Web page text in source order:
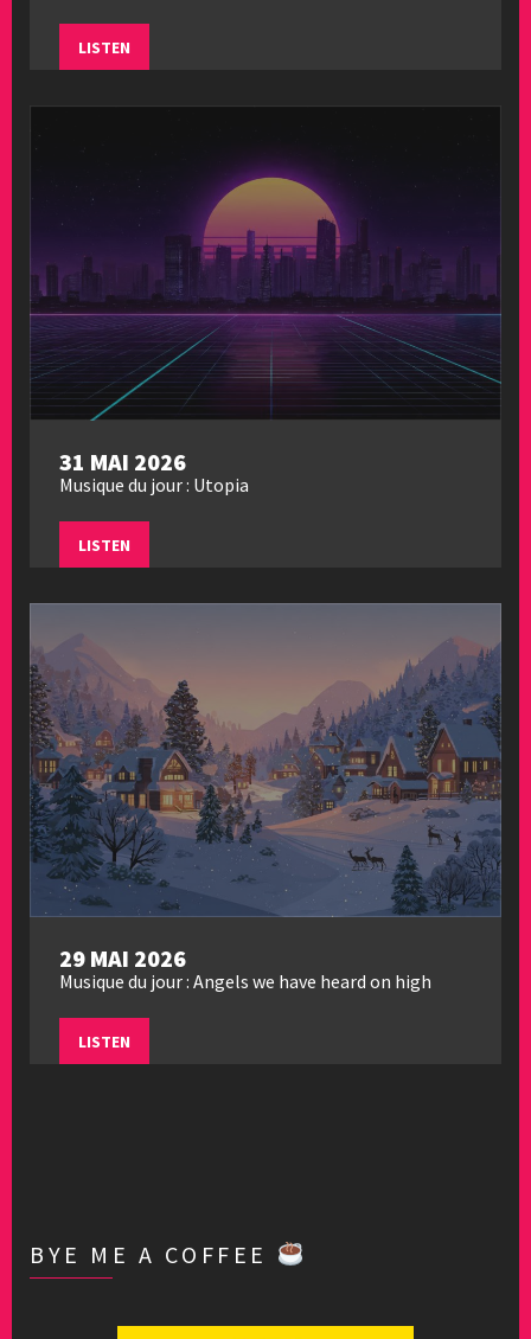
LISTEN
31 MAI 2026
Musique du jour : Utopia
LISTEN
29 MAI 2026
Musique du jour : Angels we have heard on high
LISTEN
BYE ME A COFFEE